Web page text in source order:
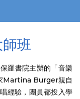
班
羅書院主辦的「音樂
Martina Burger親自
經驗，團員都投入學